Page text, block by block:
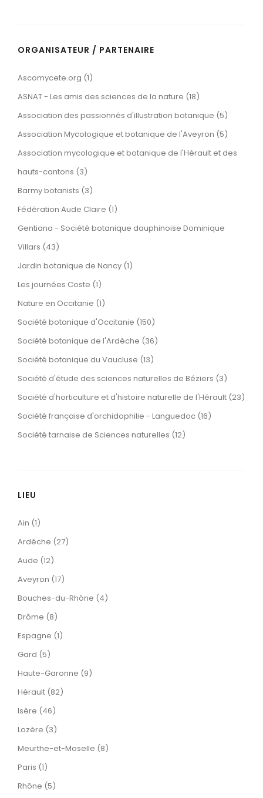
ORGANISATEUR / PARTENAIRE
Ascomycete.org (1)
ASNAT - Les amis des sciences de la nature (18)
Association des passionnés d'illustration botanique (5)
Association Mycologique et botanique de l'Aveyron (5)
Association mycologique et botanique de l'Hérault et des
hauts-cantons (3)
Barmy botanists (3)
Fédération Aude Claire (1)
Gentiana - Société botanique dauphinoise Dominique
Villars (43)
Jardin botanique de Nancy (1)
Les journées Coste (1)
Nature en Occitanie (1)
Société botanique d'Occitanie (150)
Société botanique de l'Ardèche (36)
Société botanique du Vaucluse (13)
Société d'étude des sciences naturelles de Béziers (3)
Société d'horticulture et d'histoire naturelle de l'Hérault (23)
Société française d'orchidophilie - Languedoc (16)
Société tarnaise de Sciences naturelles (12)
LIEU
Ain (1)
Ardèche (27)
Aude (12)
Aveyron (17)
Bouches-du-Rhône (4)
Drôme (8)
Espagne (1)
Gard (5)
Haute-Garonne (9)
Hérault (82)
Isère (46)
Lozère (3)
Meurthe-et-Moselle (8)
Paris (1)
Rhône (5)